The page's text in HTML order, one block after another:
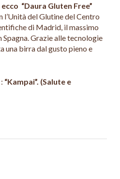
“Daura Gluten Free”
del Glutine del Centro
di Madrid, il massimo
Grazie alle tecnologie
una birra dal gusto pieno e
“Kampai”. (Salute e